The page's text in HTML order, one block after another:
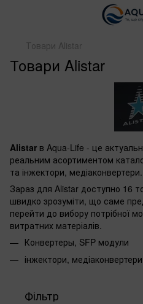
Товари Alistar
Товари Alistar
Alistar в Aqua-Life - це
реальним асортиментом
та інжектори, медіаконвертери.
Зараз для Alistar доступно 16
швидко зрозуміти, що саме
перейти до вибору потрібної
витратних матеріалів.
Конвертеры, SFP модули
інжектори, медіаконвертери
Фільтр